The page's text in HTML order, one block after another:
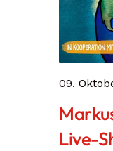
Live-
09.